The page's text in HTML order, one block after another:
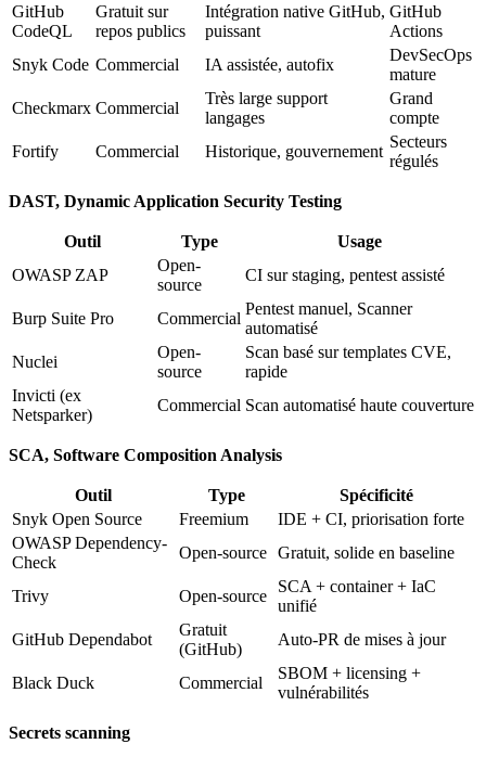
GitHub
CodeQL
Gratuit sur
repos publics
Intégration native GitHub,
puissant
GitHub
Actions
Snyk Code Commercial IA assistée, autofix
DevSecOps
mature
Checkmarx Commercial
Très large support
langages
Grand
compte
Fortify
Commercial Historique, gouvernement
Secteurs
régulés
DAST, Dynamic Application Security Testing
Outil Type
Usage
OWASP ZAP
Open-
source
CI sur staging, pentest assisté
Burp Suite Pro Commercial
Pentest manuel, Scanner
automatisé
Nuclei
Open-
source
Scan basé sur templates CVE,
rapide
Invicti (ex
Netsparker)
Commercial Scan automatisé haute couverture
SCA, Software Composition Analysis
Outil Type
Spécificité
Snyk Open Source
Freemium
IDE + CI, priorisation forte
OWASP Dependency-
Check
Open-source Gratuit, solide en baseline
Trivy Open-source
SCA + container + IaC
unifié
GitHub Dependabot
Gratuit
(GitHub)
Auto-PR de mises à jour
Black Duck Commercial
SBOM + licensing +
vulnérabilités
Secrets scanning